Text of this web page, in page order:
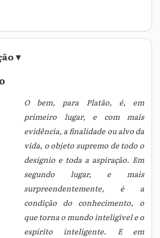
▾
O bem, para Platão, é, em
primeiro lugar, e com mais
evidência, a finalidade ou alvo da
vida, o objeto supremo de todo o
desígnio e toda a aspiração. Em
segundo lugar, e mais
surpreendentemente, é a
condição do conhecimento, o
que torna o mundo inteligível e o
espírito inteligente. E em